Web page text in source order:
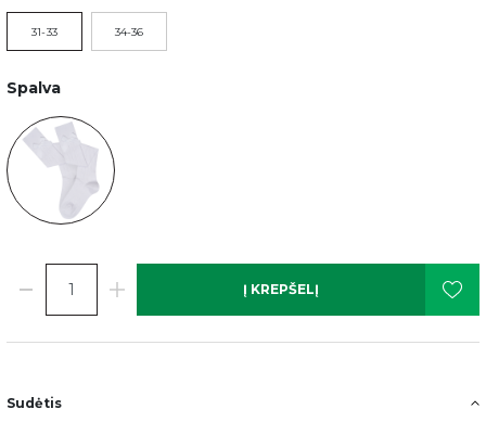
31-33 34-36
Spalva
Į KREPŠELĮ
Sudėtis